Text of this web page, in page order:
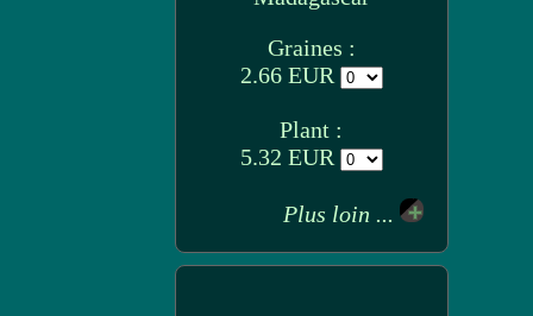
Graines :
2.66 EUR
Plant :
5.32 EUR
Plus loin ...